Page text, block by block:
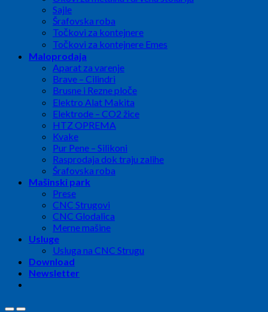
Sajle
Šrafovska roba
Točkovi za kontejnere
Točkovi za kontejnere Emes
Maloprodaja
Aparat za varenje
Brave – Cilindri
Brusne i Rezne ploče
Elektro Alat Makita
Elektrode – CO2 žice
HTZ OPREMA
Kvake
Pur Pene – Silikoni
Rasprodaja dok traju zalihe
Šrafovska roba
Mašinski park
Prese
CNC Strugovi
CNC Glodalica
Merne mašine
Usluge
Usluga na CNC Strugu
Download
Newsletter